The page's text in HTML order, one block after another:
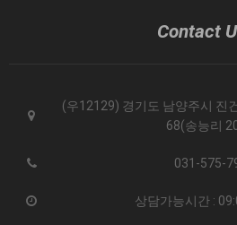
Contact
(우12129) 경기도 남양주시 진
68(송능리
031-575-
상담가능시간 :